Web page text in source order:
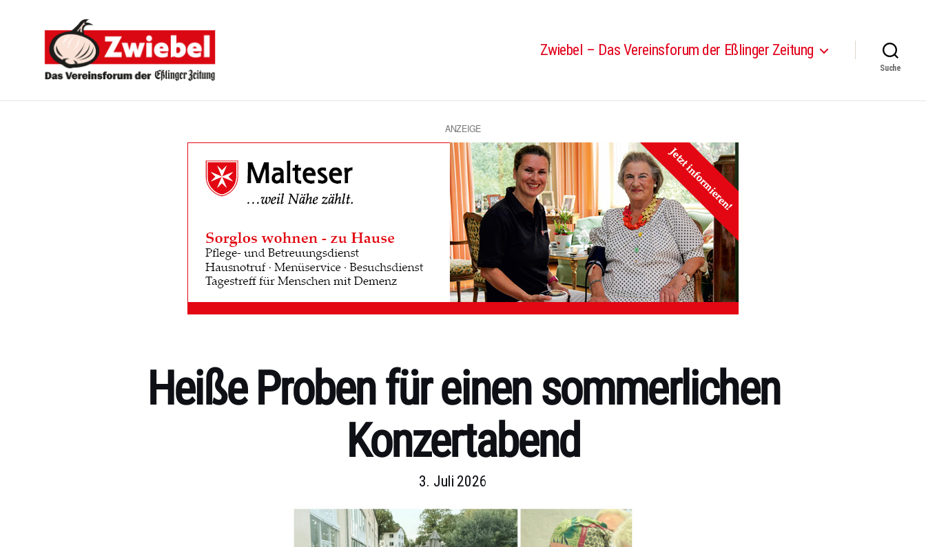
-
Zwiebel – Das Vereinsforum der Eßlinger Zeitung
Suche
ANZEIGE
KategorienHeiße Proben für einen sommerlichen
Konzertabend
3. Juli 2026